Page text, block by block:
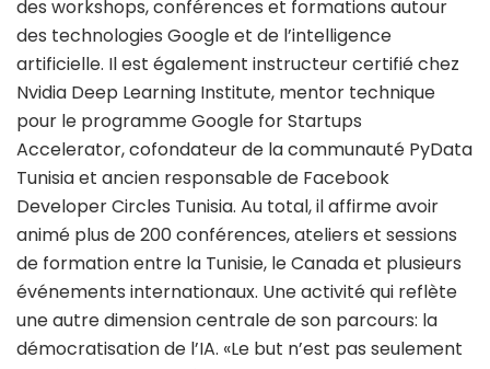
des workshops, conférences et formations autour
des technologies Google et de l’intelligence
artificielle. Il est également instructeur certifié chez
Nvidia Deep Learning Institute, mentor technique
pour le programme Google for Startups
Accelerator, cofondateur de la communauté PyData
Tunisia et ancien responsable de Facebook
Developer Circles Tunisia. Au total, il affirme avoir
animé plus de 200 conférences, ateliers et sessions
de formation entre la Tunisie, le Canada et plusieurs
événements internationaux. Une activité qui reflète
une autre dimension centrale de son parcours: la
démocratisation de l’IA. «Le but n’est pas seulement